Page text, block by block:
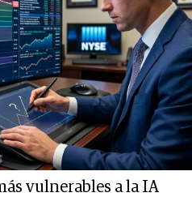
vulnerables a la IA